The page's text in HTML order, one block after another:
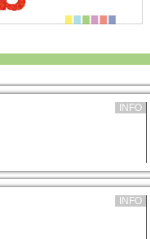
INFO
INFO